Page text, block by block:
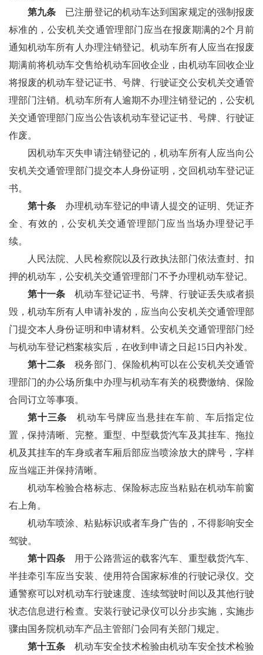
第九条 已注册登记的机动车达到国家规定的强制报废
标准的，公安机关交通管理部门应当在报废期满的2个月前
通知机动车所有人办理注销登记。机动车所有人应当在报废
期满前将机动车交售给机动车回收企业，由机动车回收企业
将报废的机动车登记证书、号牌、行驶证交公安机关交通管
理部门注销。机动车所有人逾期不办理注销登记的，公安机
关交通管理部门应当公告该机动车登记证书、号牌、行驶证
作废。
因机动车灭失申请注销登记的，机动车所有人应当向公
安机关交通管理部门提交本人身份证明，交回机动车登记证
书。
第十条 办理机动车登记的申请人提交的证明、凭证齐
全、有效的，公安机关交通管理部门应当当场办理登记手
续。
人民法院、人民检察院以及行政执法部门依法查封、扣
押的机动车，公安机关交通管理部门不予办理机动车登记。
第十一条 机动车登记证书、号牌、行驶证丢失或者损
毁，机动车所有人申请补发的，应当向公安机关交通管理部
门提交本人身份证明和申请材料。公安机关交通管理部门经
与机动车登记档案核实后，在收到申请之日起15日内补发。
第十二条 税务部门、保险机构可以在公安机关交通管
理部门的办公场所集中办理与机动车有关的税费缴纳、保险
合同订立等事项。
第十三条 机动车号牌应当悬挂在车前、车后指定位
置，保持清晰、完整。重型、中型载货汽车及其挂车、拖拉
机及其挂车的车身或者车厢后部应当喷涂放大的牌号，字样
应当端正并保持清晰。
机动车检验合格标志、保险标志应当粘贴在机动车前窗
右上角。
机动车喷涂、粘贴标识或者车身广告的，不得影响安全
驾驶。
第十四条 用于公路营运的载客汽车、重型载货汽车、
半挂牵引车应当安装、使用符合国家标准的行驶记录仪。交
通警察可以对机动车行驶速度、连续驾驶时间以及其他行驶
状态信息进行检查。安装行驶记录仪可以分步实施，实施步
骤由国务院机动车产品主管部门会同有关部门规定。
第十五条 机动车安全技术检验由机动车安全技术检验